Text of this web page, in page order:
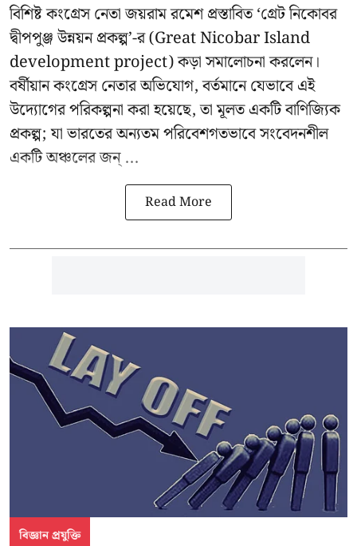
বিশিষ্ট কংগ্রেস নেতা জয়রাম রমেশ প্রস্তাবিত ‘গ্রেট নিকোবর
দ্বীপপুঞ্জ উন্নয়ন প্রকল্প’-র (Great Nicobar Island
development project) কড়া সমালোচনা করলেন।
বর্ষীয়ান কংগ্রেস নেতার অভিযোগ, বর্তমানে যেভাবে এই
উদ্যোগের পরিকল্পনা করা হয়েছে, তা মূলত একটি বাণিজ্যিক
প্রকল্প; যা ভারতের অন্যতম পরিবেশগতভাবে সংবেদনশীল
একটি অঞ্চলের জন্ ...
Read More
বিজ্ঞান প্রযুক্তি